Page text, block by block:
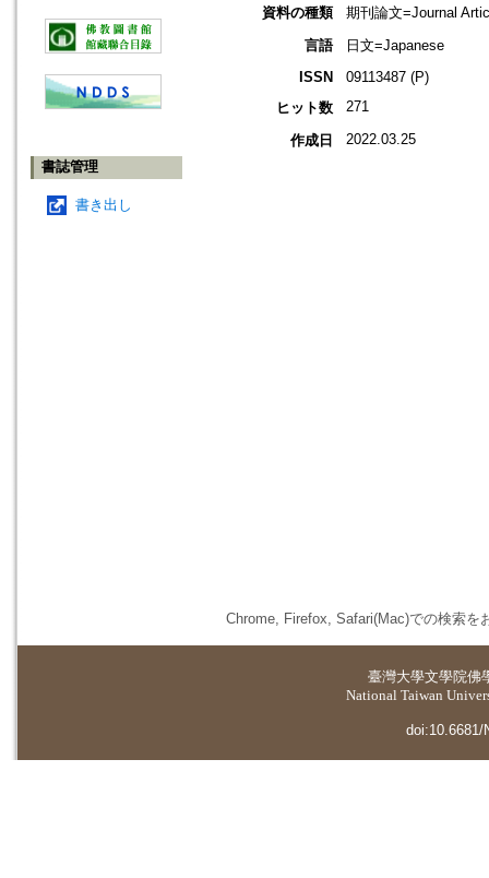
書誌管理
書き出し
資料の種類
期刊論文=Journal
言語
日文=Japanese
ISSN
09113487 (P)
ヒット数
271
作成日 2022.03.25
Chrome, Firefox, Safari(Mac)での検索を
臺灣大學文學院佛
National Taiwan
doi:10.6681/